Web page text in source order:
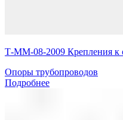
Т-ММ-08-2009 Крепления к
Опоры трубопроводов
Подробнее